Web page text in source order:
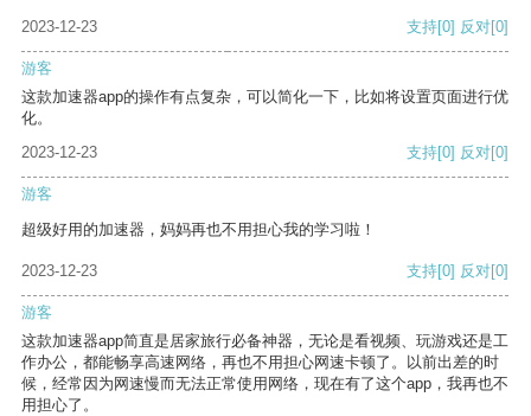
2023-12-23 支持[0] 反对[0]
游客
这款加速器app的操作有点复杂，可以简化一下，比如将设置页面进行优
化。
2023-12-23
支持[0] 反对[0]
游客
超级好用的加速器，妈妈再也不用担心我的学习啦！
2023-12-23 支持[0] 反对[0]
游客
这款加速器app简直是居家旅行必备神器，无论是看视频、玩游戏还是工
作办公，都能畅享高速网络，再也不用担心网速卡顿了。以前出差的时
候，经常因为网速慢而无法正常使用网络，现在有了这个app，我再也不
用担心了。